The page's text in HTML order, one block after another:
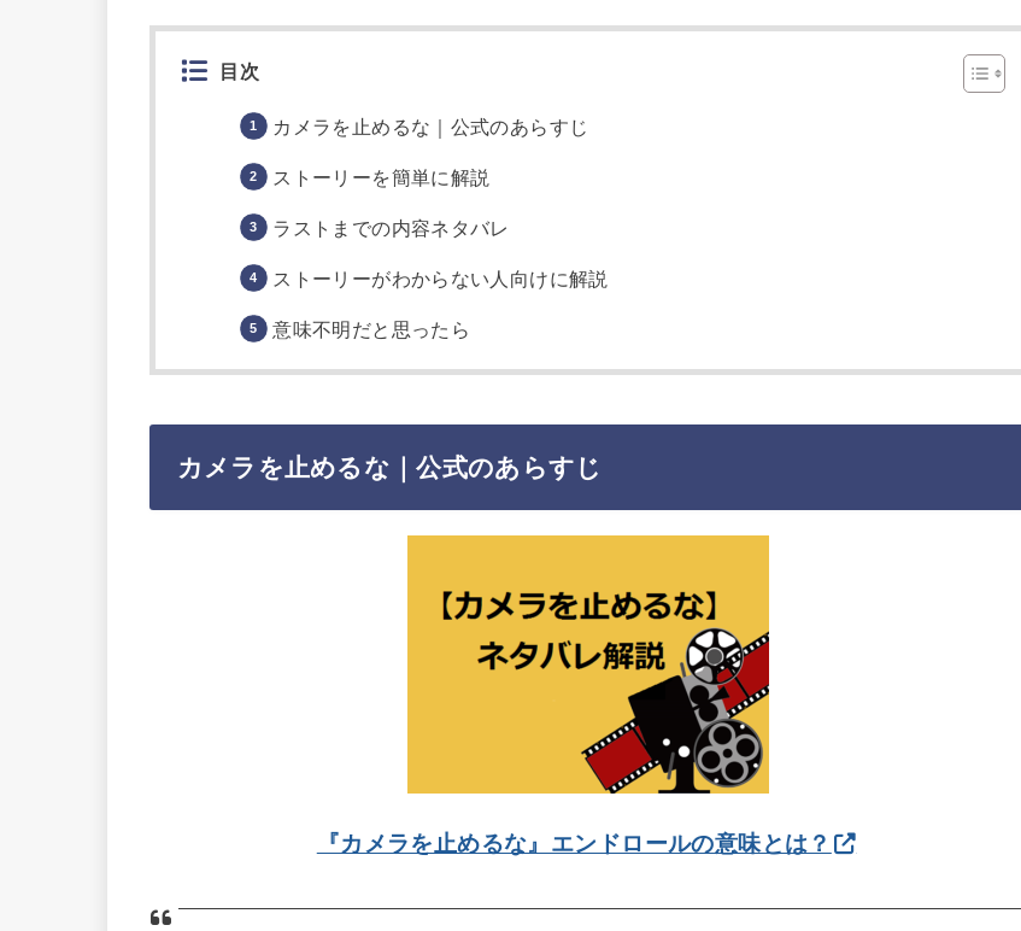
目次
カメラを止めるな｜公式のあらすじ
ストーリーを簡単に解説
ラストまでの内容ネタバレ
ストーリーがわからない人向けに解説
意味不明だと思ったら
カメラを止めるな｜公式のあらすじ
『カメラを止めるな』エンドロールの意味とは？